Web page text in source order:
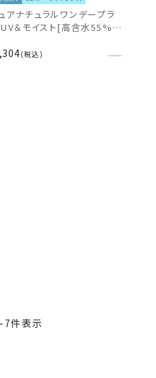
アナチュラルワンデープラ
＆モイスト[高含水55%]
税込
- 7件表示